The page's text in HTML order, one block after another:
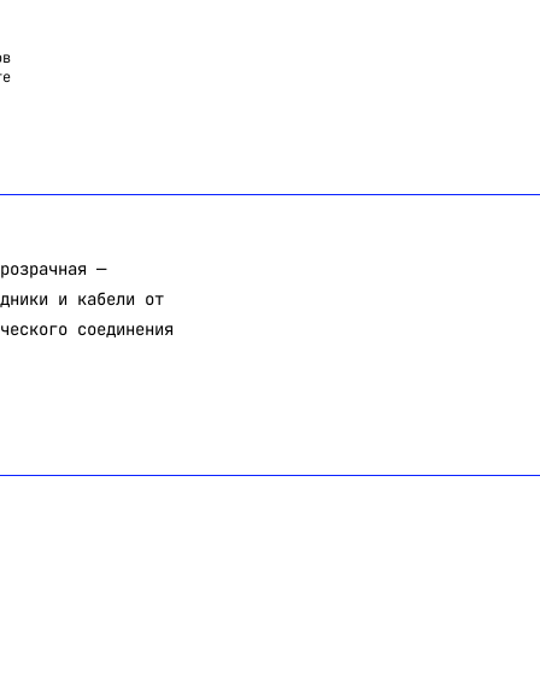
—
и кабели от
соединения